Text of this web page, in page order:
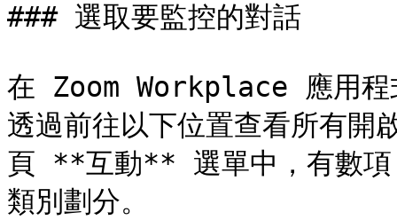
### 選取要監控的對話
在 Zoom Workplace 應用程
透過前往以下位置查看所有
頁 **互動** 選單中，有數項
類別劃分。